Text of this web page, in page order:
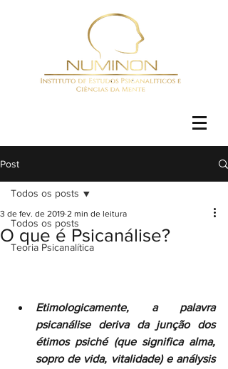
Post
Todos os posts
Teoria Psicanalítica
Todos os posts
O que é Psicanálise?
3 de fev. de 2019 2 min de leitura
Etimologicamente, a palavra
psicanálise deriva da junção dos
étimos psiché (que significa alma,
sopro de vida, vitalidade) e análysis